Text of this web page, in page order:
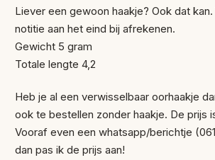
Liever een gewoon haakje? Ook dat
notitie aan het eind bij afrekenen.
Gewicht 5 gram
Totale lengte 4,2
Heb je al een verwisselbaar oorhaakje
ook te bestellen zonder haakje. De prijs
Vooraf even een whatsapp/berichtje
dan pas ik de prijs aan!